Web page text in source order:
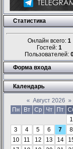
Статистика
Онлайн всего: 1
Гостей: 1
Пользователей:
Форма входа
Календарь
« Август 2026 »
Пн
Вт Ср Чт Пт
1
3
4 5 6 7 8
10
11 12 13 14